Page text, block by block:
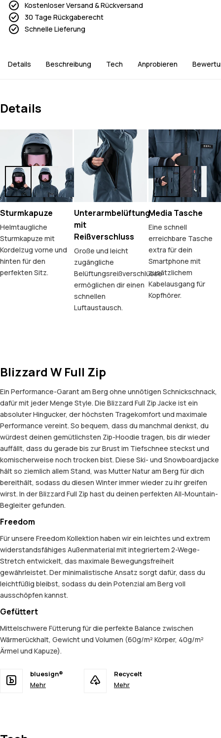
Kostenloser Versand & Rückversand
30 Tage Rückgaberecht
Schnelle Lieferung
Details Beschreibung Tech Anprobieren
Details
Sturmkapuze
Helmtaugliche
Sturmkapuze mit
Kordelzug vorne und
hinten für den
perfekten Sitz.
Unterarmbelüftung
mit
Reißverschluss
Große und leicht
zugängliche
Belüftungsreißverschlüsse
ermöglichen dir einen
schnellen
Luftaustausch.
Media Tasche
Eine schnell
erreichbare Tasche
extra für dein
Smartphone mit
zusätzlichem
Kabelausgang für
Kopfhörer.
Blizzard W Full Zip
Ein Performance-Garant am Berg ohne unnötigen Schnickschnack,
dafür mit jeder Menge Style. Die Blizzard Full Zip Jacke ist ein
absoluter Hingucker, der höchsten Tragekomfort und maximale
Performance vereint. So bequem, dass du manchmal denkst, du
würdest deinen gemütlichsten Zip-Hoodie tragen, bis dir wieder
auffällt, dass du gerade bis zur Brust im Tiefschnee steckst und
komischerweise noch trocken bist. Diese Ski- und Snowboardjacke
hält so ziemlich allem Stand, was Mutter Natur am Berg für dich
bereithält, sodass du diesen Winter immer wieder zu ihr greifen
wirst. In der Blizzard Full Zip hast du deinen perfekten All-Mountain-
Begleiter gefunden.
Freedom
Für unsere Freedom Kollektion haben wir ein leichtes und extrem
widerstandsfähiges Außenmaterial mit integriertem 2-Wege-
Stretch entwickelt, das maximale Bewegungsfreiheit
gewährleistet. Der minimalistische Ansatz sorgt dafür, dass du
leichtfüßig bleibst, sodass du dein Potenzial am Berg voll
ausschöpfen kannst.
Gefüttert
Mittelschwere Fütterung für die perfekte Balance zwischen
Wärmerückhalt, Gewicht und Volumen (60g/m² Körper, 40g/m²
Ärmel und Kapuze).
bluesign®
Mehr
Recycelt
Mehr